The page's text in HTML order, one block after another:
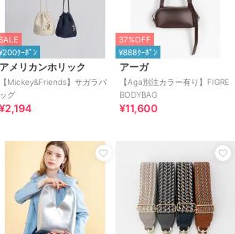
ｸｰﾎﾟﾝ
アメリカンホリック
【Mickey&Friends】サガラバ
ッグ
¥2,194
37%OFF
¥888ｸｰﾎﾟﾝ
アーガ
【Aga別注カラー有り】FIGRE
BODYBAG
¥11,600